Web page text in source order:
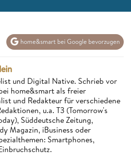
home&smart bei Google bevorzugen
und Digital Native. Schrieb vor
home&smart als freier
und Redakteur für verschiedene
u.a. T3 (Tomorrow's
Süddeutsche Zeitung,
Magazin, iBusiness oder
Smartphones,